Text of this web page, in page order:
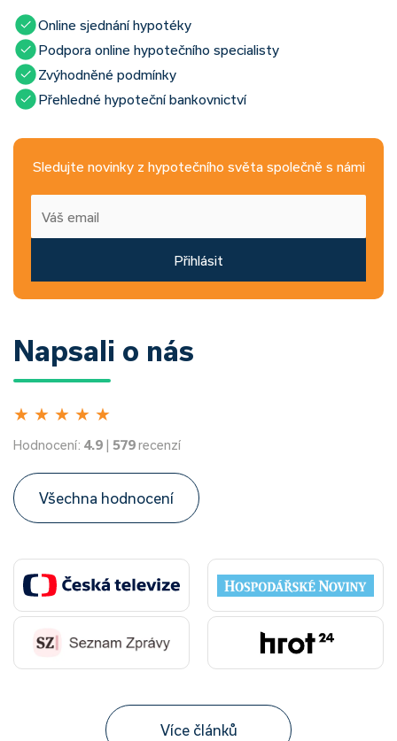
Online sjednání hypotéky
Podpora online hypotečního specialisty
Zvýhodněné podmínky
Přehledné hypoteční bankovnictví
Sledujte novinky z hypotečního světa společně s námi
Přihlásit
Napsali o nás
★ ★ ★ ★ ★
Hodnocení: 4.9 | 579recenzí
Všechna hodnocení
Více článků